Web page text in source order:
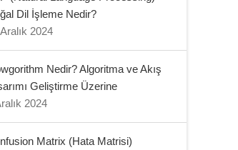
Dil İşleme Nedir?
2024
Nedir? Algoritma ve Akış
Geliştirme Üzerine
2024
Matrix (Hata Matrisi)